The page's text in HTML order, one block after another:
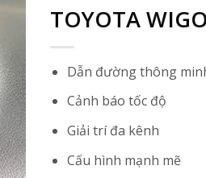
TOYOTA
Dẫn đường thông
Cảnh báo tốc độ
Giải trí đa kênh
Cấu hình mạnh mẽ